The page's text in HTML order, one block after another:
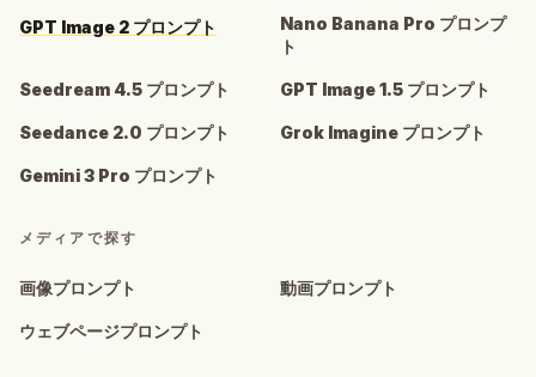
GPT Image 2 プロンプト
Nano Banana Pro プロンプ
ト
Seedream 4.5 プロンプト GPT Image 1.5 プロンプト
Seedance 2.0 プロンプト Grok Imagine プロンプト
Gemini 3 Pro プロンプト
メディアで探す
画像プロンプト 動画プロンプト
ウェブページプロンプト